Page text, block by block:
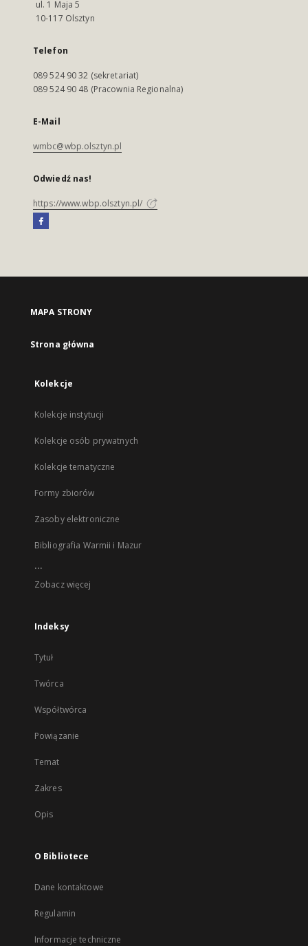
ul. 1 Maja 5
10-117 Olsztyn
Telefon
089 524 90 32 (sekretariat)
089 524 90 48 (Pracownia Regionalna)
E-Mail
wmbc@wbp.olsztyn.pl
Odwiedź nas!
https://www.wbp.olsztyn.pl/
MAPA STRONY
Strona główna
Kolekcje
Kolekcje instytucji
Kolekcje osób prywatnych
Kolekcje tematyczne
Formy zbiorów
Zasoby elektroniczne
Bibliografia Warmii i Mazur
...
Zobacz więcej
Indeksy
Tytuł
Twórca
Współtwórca
Powiązanie
Temat
Zakres
Opis
O Bibliotece
Dane kontaktowe
Regulamin
Informacje techniczne